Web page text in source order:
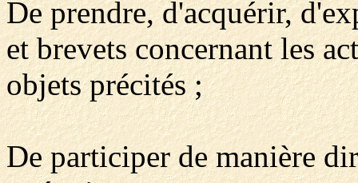
De prendre, d'acquérir,
et brevets concernant les
objets précités ;
De participer de manière